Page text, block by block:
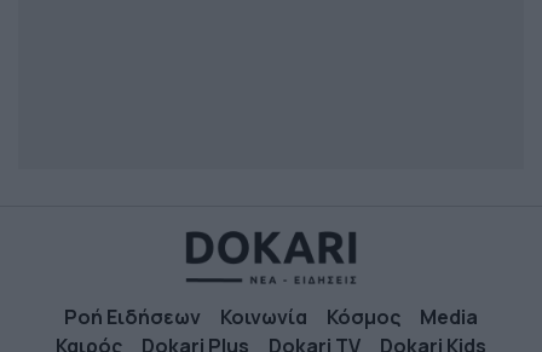
Ροή Ειδήσεων Κοινωνία Κόσμος
Media
Καιρός
Dokari Plus Dokari TV Dokari Kids